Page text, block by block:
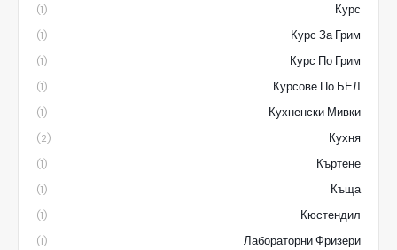
Курс
(1)
Курс За Грим
(1)
Курс По Грим
(1)
Курсове По БЕЛ
(1)
Кухненски Мивки
(1)
Кухня
(2)
Къртене
(1)
Къща
(1)
Кюстендил
(1)
Лабораторни Фризери
(1)